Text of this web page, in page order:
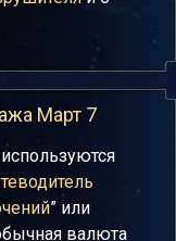
Март 7
” или
валюта